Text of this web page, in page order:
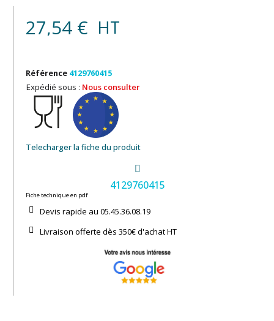
27,54 € HT
Référence 4129760415
Expédié sous : Nous consulter
Telecharger la fiche du produit
4129760415
Fiche technique en pdf
Devis rapide au 05.45.36.08.19​
Livraison offerte dès 350€ d'achat​ HT